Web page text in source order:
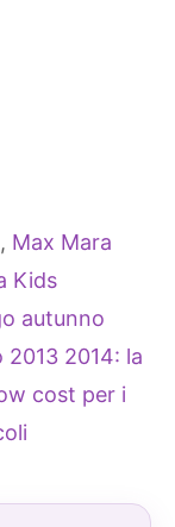
, Max Mara
Kids
autunno
2013 2014: la
cost per i